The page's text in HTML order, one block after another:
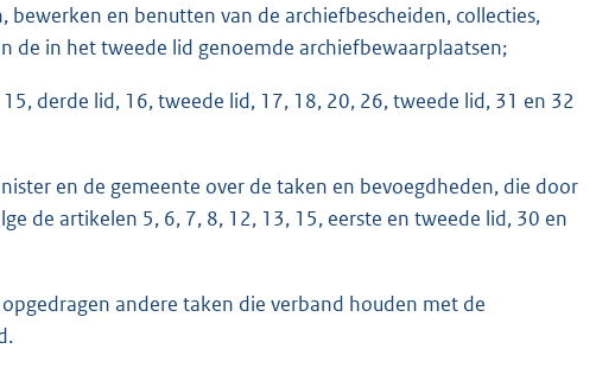
en benutten van de archiefbescheiden, collecties,
de in het tweede lid genoemde archiefbewaarplaatsen;
derde lid, 16, tweede lid, 17, 18, 20, 26, tweede lid, 31 en 32
en de gemeente over de taken en bevoegdheden, die door
de artikelen 5, 6, 7, 8, 12, 13, 15, eerste en tweede lid, 30 en
andere taken die verband houden met de